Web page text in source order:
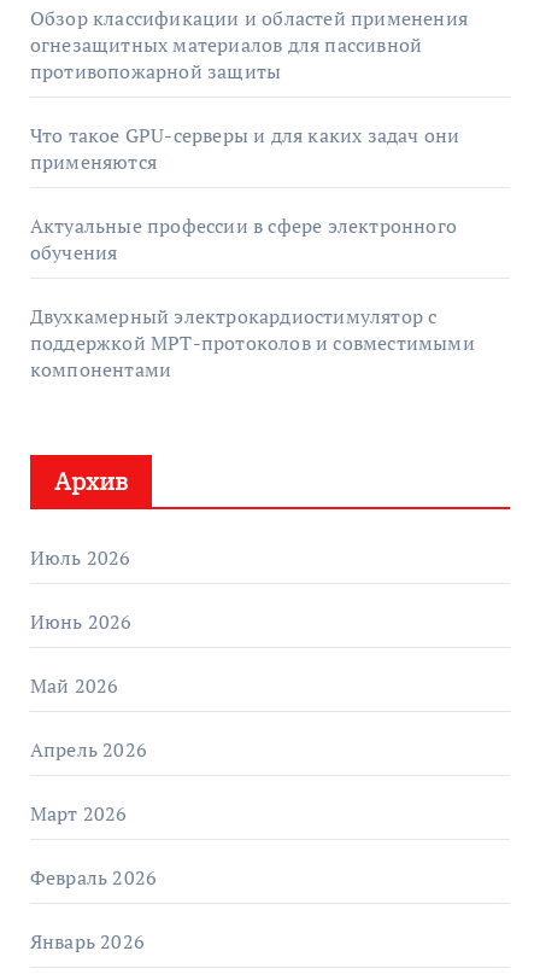
Обзор классификации и областей применения
огнезащитных материалов для пассивной
противопожарной защиты
Что такое GPU-серверы и для каких задач они
применяются
Актуальные профессии в сфере электронного
обучения
Двухкамерный электрокардиостимулятор с
поддержкой МРТ-протоколов и совместимыми
компонентами
Архив
Июль 2026
Июнь 2026
Май 2026
Апрель 2026
Март 2026
Февраль 2026
Январь 2026